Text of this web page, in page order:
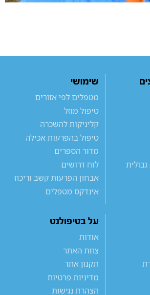
שימושי
מטפלים לפי אזורים
טיפול מוזל
קליניקות להשכרה
טיפול בהפרעות אכילה
מדור הספרים
לוח דרושים
אבחון הפרעות קשב וריכוז
אינדקס מטפלים
על בטיפולנט
אודות
צוות האתר
תקנון אתר
מדיניות פרטיות
הצהרת נגישות